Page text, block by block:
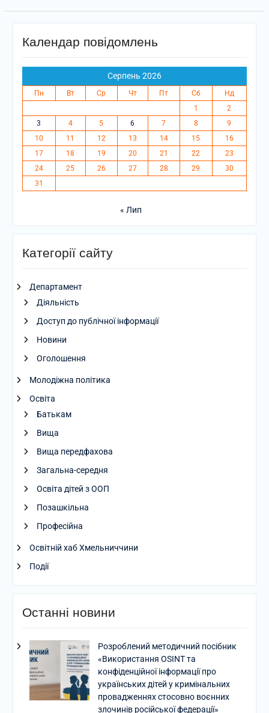
Календар повідомлень
Серпень 2026
Пн Вт Ср Чт Пт Сб
Нд
1
2
3
4 5 6 7 8
9
10
11 12 13 14 15
16
17
18 19 20 21 22
23
24
25 26 27 28 29
30
31
« Лип
Категорії сайту
Департамент
Діяльність
Доступ до публічної інформації
Новини
Оголошення
Молодіжна політика
Освіта
Батькам
Вища
Вища передфахова
Загальна-середня
Освіта дітей з ООП
Позашкільна
Професійна
Освітній хаб Хмельниччини
Події
Останні новини
Розроблений методичний посібник
«Використання OSINT та
конфіденційної інформації про
українських дітей у кримінальних
провадженнях стосовно воєнних
злочинів російської федерації»